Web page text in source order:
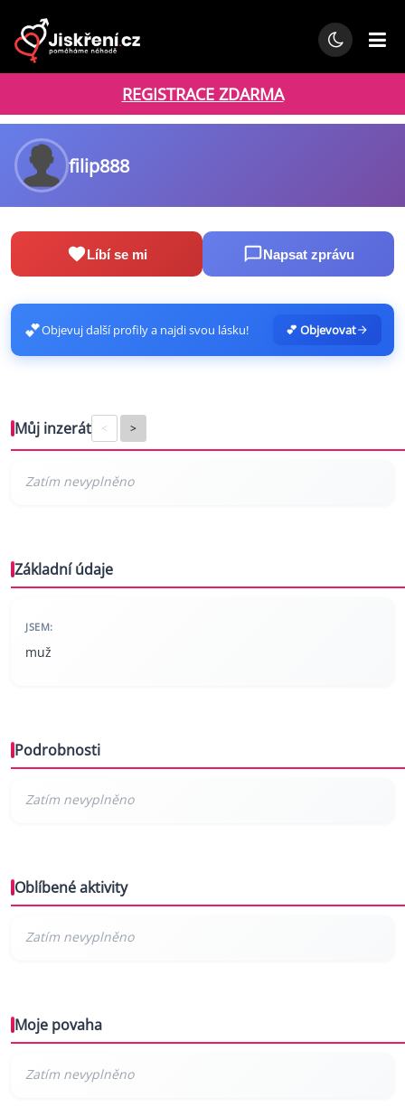
REGISTRACE ZDARMA
filip888
Líbí se mi Napsat zprávu
💕Objevuj další profily a najdi svou lásku! 💕 Objevovat
Můj inzerát < >
Základní údaje
JSEM:
muž
Podrobnosti
Oblíbené aktivity
Moje povaha